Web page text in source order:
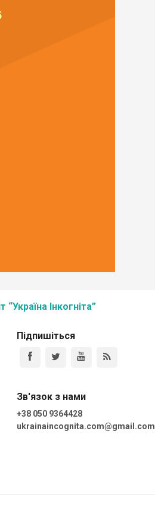
Інкогніта”
Підпишіться
Зв'язок з нами
+38 050 9364428
ukrainaincognita.com@gmail.com